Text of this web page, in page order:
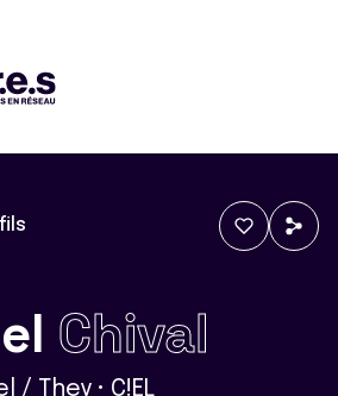
Chival
/ They • C!EL